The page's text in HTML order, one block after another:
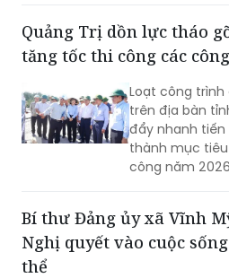
Quảng Trị dồn lực tháo
tăng tốc thi công các
Loạt công
trên địa bàn
đẩy nhanh
thành mục
công năm
giải phóng mặt
cần sớm tháo
Bí thư Đảng ủy xã Vĩnh
Nghị quyết vào cuộc
thể